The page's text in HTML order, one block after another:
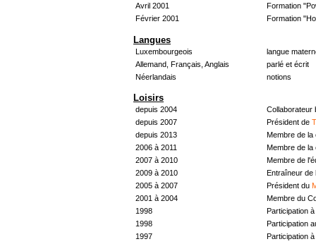
Avril 2001
Formation
Février 2001
Formation
Langues
Luxembourgeois
langue
Allemand, Français, Anglais
parlé et écrit
Néerlandais
notions
Loisirs
depuis 2004
Collaborateur
depuis 2007
Président de
depuis 2013
Membre de
2006 à 2011
Membre de
2007 à 2010
Membre de
2009 à 2010
Entraîneur de
2005 à 2007
Président du
2001 à 2004
Membre du
1998
Participation à
1998
Participation
1997
Participation à